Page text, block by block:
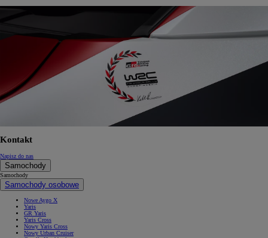
Kontakt
Napisz do nas
Samochody
Samochody
Samochody osobowe
Nowe Aygo X
Yaris
GR Yaris
Yaris Cross
Nowy Yaris Cross
Nowy Urban Cruiser